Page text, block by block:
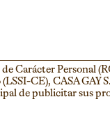
Carácter Personal
CE), CASA GAY
de publicitar sus